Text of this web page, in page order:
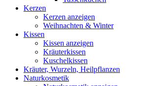
Kerzen
Kerzen anzeigen
Weihnachten & Winter
Kissen
Kissen anzeigen
Kräuterkissen
Kuschelkissen
Kräuter, Wurzeln, Heilpflanzen
Naturkosmetik